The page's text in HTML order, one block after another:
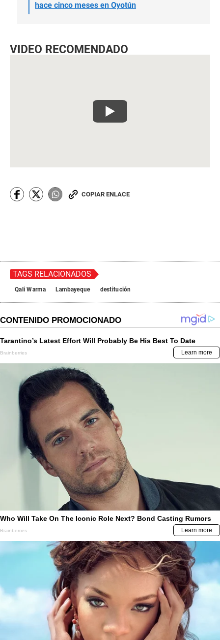
hace cinco meses en Oyotún
VIDEO RECOMENDADO
COPIAR ENLACE
TAGS RELACIONADOS
Qali Warma Lambayeque destitución